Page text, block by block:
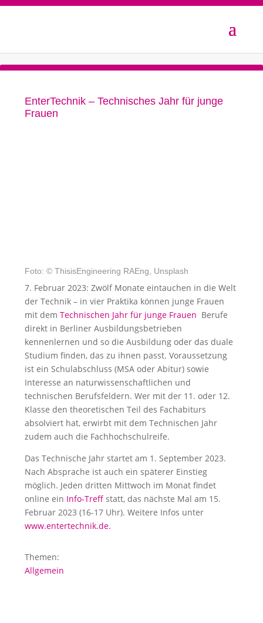
EnterTechnik – Technisches Jahr für junge
Frauen
Foto: © ThisisEngineering RAEng, Unsplash
7. Februar 2023: Zwölf Monate eintauchen in die Welt
der Technik – in vier Praktika können junge Frauen
mit dem Technischen Jahr für junge Frauen Berufe
direkt in Berliner Ausbildungsbetrieben
kennenlernen und so die Ausbildung oder das duale
Studium finden, das zu ihnen passt. Voraussetzung
ist ein Schulabschluss (MSA oder Abitur) sowie
Interesse an naturwissenschaftlichen und
technischen Berufsfeldern. Wer mit der 11. oder 12.
Klasse den theoretischen Teil des Fachabiturs
absolviert hat, erwirbt mit dem Technischen Jahr
zudem auch die Fachhochschulreife.
Das Technische Jahr startet am 1. September 2023.
Nach Absprache ist auch ein späterer Einstieg
möglich. Jeden dritten Mittwoch im Monat findet
online ein Info-Treff statt, das nächste Mal am 15.
Februar 2023 (16-17 Uhr). Weitere Infos unter
www.entertechnik.de.
Themen:
Allgemein